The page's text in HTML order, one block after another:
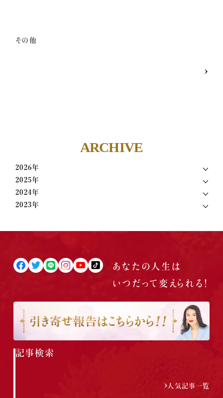
その他
ARCHIVE
2026年
2025年
2024年
2023年
あなたの人生は
いつだって 変えられる！
記事検索
人気記事一覧